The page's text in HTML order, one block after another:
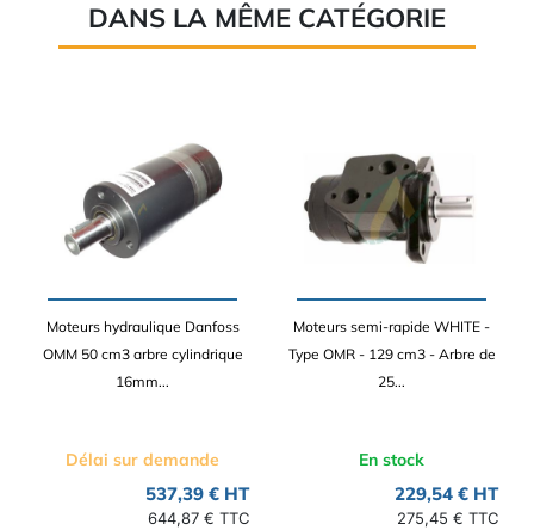
DANS LA MÊME CATÉGORIE
Moteurs hydraulique Danfoss
OMM 50 cm3 arbre cylindrique
16mm...
Délai sur demande
537,39 € HT
644,87 € TTC
Moteurs semi-rapide WHITE -
Type OMR - 129 cm3 - Arbre de
25...
En stock
229,54 € HT
275,45 € TTC